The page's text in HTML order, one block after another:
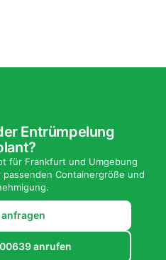
Entrümpelung
für Frankfurt und Umgebung
Containergröße und
anfragen
anrufen